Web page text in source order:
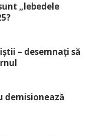
„lebedele
– desemnați să
demisionează